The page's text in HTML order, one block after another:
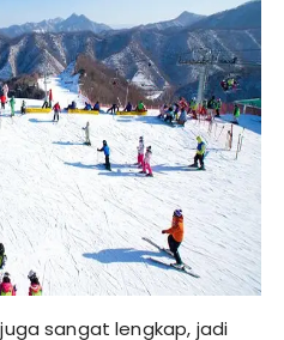
sangat lengkap, jadi